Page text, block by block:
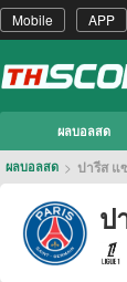
Mobile APP
ผลบอลสด
ผลบอลสด > ปารีส แ
ป